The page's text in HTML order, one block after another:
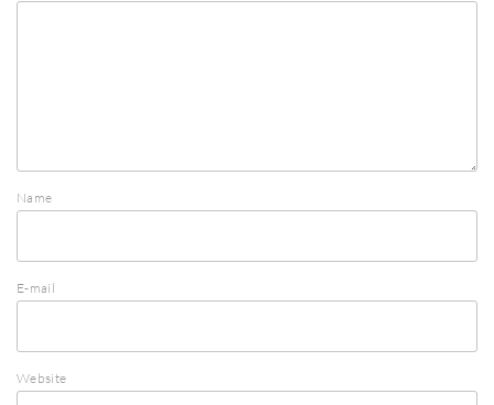
Name
E-mail
Website